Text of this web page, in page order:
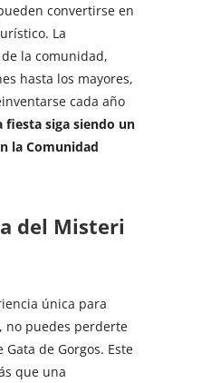
convertirse en
La
la comunidad,
hasta los mayores,
cada año
fiesta siga siendo un
la Comunidad
del Misteri
única para
no puedes perderte
de Gorgos. Este
que una